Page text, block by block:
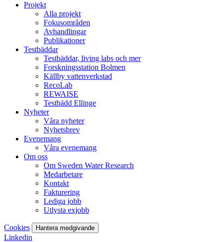
Projekt
Alla projekt
Fokusområden
Avhandlingar
Publikationer
Testbäddar
Testbäddar, living labs och mer
Forskningsstation Bolmen
Källby vattenverkstad
RecoLab
REWAISE
Testbädd Ellinge
Nyheter
Våra nyheter
Nyhetsbrev
Evenemang
Våra evenemang
Om oss
Om Sweden Water Research
Medarbetare
Kontakt
Fakturering
Lediga jobb
Utlysta exjobb
Cookies Hantera medgivande
Linkedin